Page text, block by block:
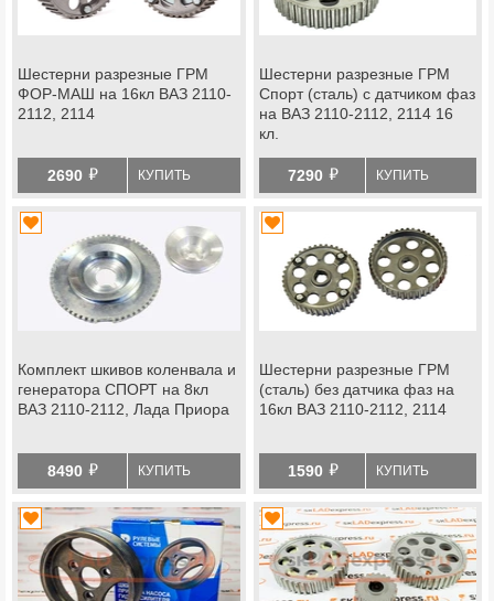
Шестерни разрезные ГРМ
ФОР-МАШ на 16кл ВАЗ 2110-
2112, 2114
2690 й КУПИТЬ
Шестерни разрезные ГРМ
Спорт (сталь) с датчиком фаз
на ВАЗ 2110-2112, 2114 16
кл.
7290 й КУПИТЬ
Комплект шкивов коленвала и
генератора СПОРТ на 8кл
ВАЗ 2110-2112, Лада Приора
8490 й КУПИТЬ
Шестерни разрезные ГРМ
(сталь) без датчика фаз на
16кл ВАЗ 2110-2112, 2114
1590 й КУПИТЬ